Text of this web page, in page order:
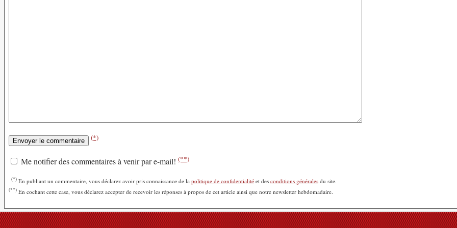
(*)
Me notifier des commentaires à venir par e-mail! (**)
(*) En publiant un commentaire, vous déclarez avoir pris connaissance de la politique de confidentialité et des conditions générales du site.
(**) En cochant cette case, vous déclarez accepter de recevoir les réponses à propos de cet article ainsi que notre newsletter hebdomadaire.